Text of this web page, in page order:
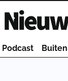
Homepage van
Podcast